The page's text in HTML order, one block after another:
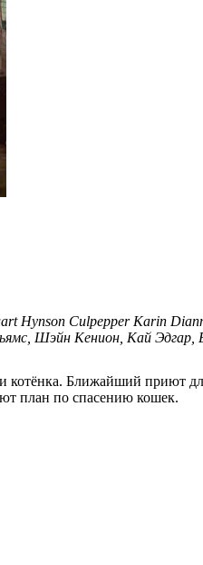
Hynson Culpepper Karin
Шэйн Кенион, Кай Эдгар,
Ближайший приют
план по спасению кошек.